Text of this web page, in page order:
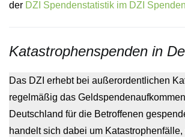
der DZI Spendenstatistik im DZI
Katastrophenspenden in
Das DZI erhebt bei außerordentlichen
regelmäßig das
Deutschland für die Betroffenen
handelt sich dabei um